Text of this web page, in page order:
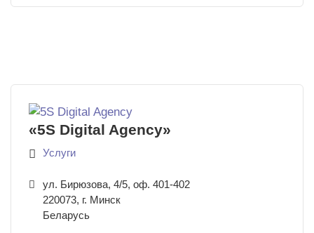
«5S Digital Agency»
Услуги
ул. Бирюзова, 4/5, оф. 401-402
220073, г. Минск
Беларусь